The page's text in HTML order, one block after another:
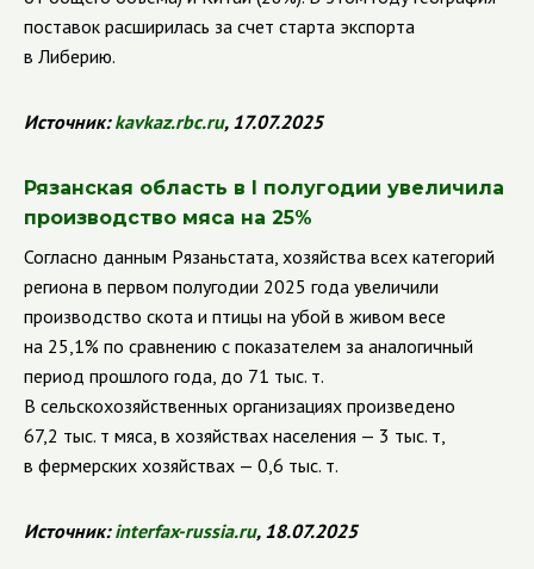
поставок расширилась за счет старта экспорта
в Либерию.
Источник:kavkaz.rbc.ru, 17.07.2025
Рязанская область в I полугодии увеличила
производство мяса на 25%
Согласно данным Рязаньстата, хозяйства всех категорий
региона в первом полугодии 2025 года увеличили
производство скота и птицы на убой в живом весе
на 25,1% по сравнению с показателем за аналогичный
период прошлого года, до 71 тыс. т.
В сельскохозяйственных организациях произведено
67,2 тыс. т мяса, в хозяйствах населения — 3 тыс. т,
в фермерских хозяйствах — 0,6 тыс. т.
Источник:interfax-russia.ru, 18.07.2025